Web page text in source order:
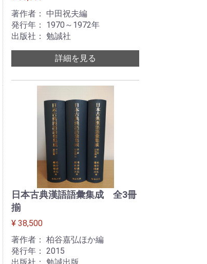
著作者： 中田祝夫編
発行年： 1970～1972年
出版社： 勉誠社
詳細を見る
日本古典漢語語彙集成 全3冊
揃
¥ 38,500
著作者： 柏谷嘉弘ほか編
発行年： 2015